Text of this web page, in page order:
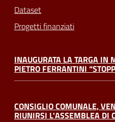
Dataset
Progetti finanziati
INAUGURATA LA TARGA IN
PIETRO FERRANTINI
CONSIGLIO COMUNALE,
RIUNIRSI L'ASSEMBLEA DI